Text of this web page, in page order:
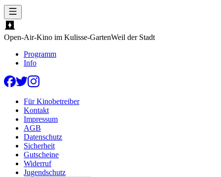
Open-Air-Kino im Kulisse-GartenWeil der Stadt
Programm
Info
Für Kinobetreiber
Kontakt
Impressum
AGB
Datenschutz
Sicherheit
Gutscheine
Widerruf
Jugendschutz